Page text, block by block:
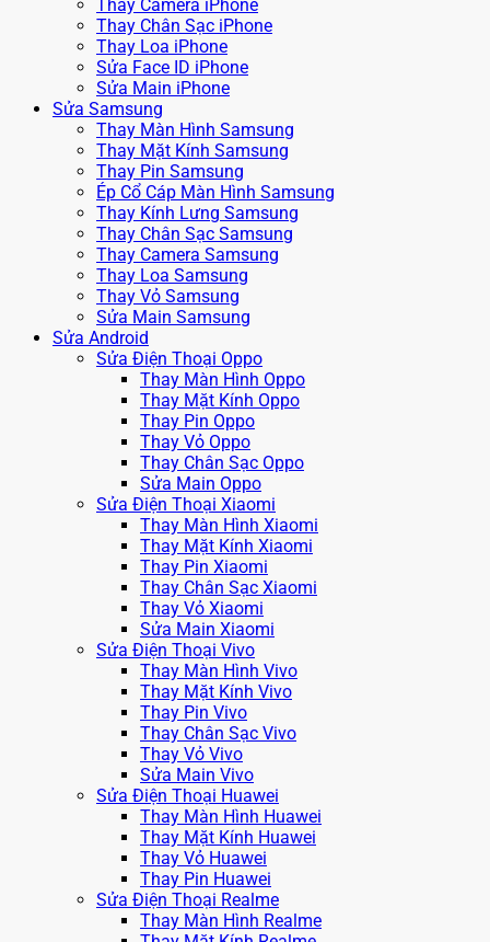
Thay Camera iPhone
Thay Chân Sạc iPhone
Thay Loa iPhone
Sửa Face ID iPhone
Sửa Main iPhone
Sửa Samsung
Thay Màn Hình Samsung
Thay Mặt Kính Samsung
Thay Pin Samsung
Ép Cổ Cáp Màn Hình Samsung
Thay Kính Lưng Samsung
Thay Chân Sạc Samsung
Thay Camera Samsung
Thay Loa Samsung
Thay Vỏ Samsung
Sửa Main Samsung
Sửa Android
Sửa Điện Thoại Oppo
Thay Màn Hình Oppo
Thay Mặt Kính Oppo
Thay Pin Oppo
Thay Vỏ Oppo
Thay Chân Sạc Oppo
Sửa Main Oppo
Sửa Điện Thoại Xiaomi
Thay Màn Hình Xiaomi
Thay Mặt Kính Xiaomi
Thay Pin Xiaomi
Thay Chân Sạc Xiaomi
Thay Vỏ Xiaomi
Sửa Main Xiaomi
Sửa Điện Thoại Vivo
Thay Màn Hình Vivo
Thay Mặt Kính Vivo
Thay Pin Vivo
Thay Chân Sạc Vivo
Thay Vỏ Vivo
Sửa Main Vivo
Sửa Điện Thoại Huawei
Thay Màn Hình Huawei
Thay Mặt Kính Huawei
Thay Vỏ Huawei
Thay Pin Huawei
Sửa Điện Thoại Realme
Thay Màn Hình Realme